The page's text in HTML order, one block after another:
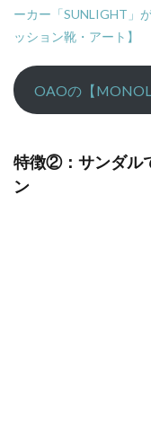
ーカー「SUNLIGHT」
ッション靴・アート】
OAOの【
特徴②：サンダル
ン